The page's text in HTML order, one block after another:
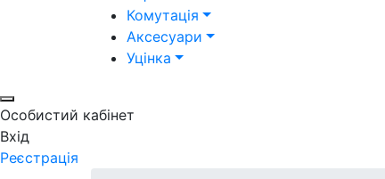
Комутація
Аксесуари
Уцінка
Особистий кабінет
Вхід
Реєстрація